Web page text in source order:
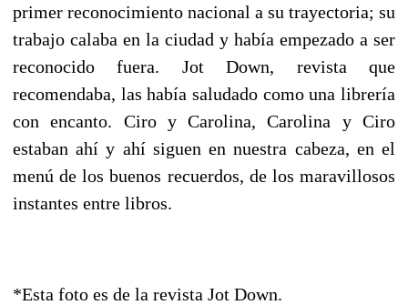
primer reconocimiento nacional a su trayectoria; su
trabajo calaba en la ciudad y había empezado a ser
reconocido fuera. Jot Down, revista que
recomendaba, las había saludado como una librería
con encanto. Ciro y Carolina, Carolina y Ciro
estaban ahí y ahí siguen en nuestra cabeza, en el
menú de los buenos recuerdos, de los maravillosos
instantes entre libros.
*Esta foto es de la revista Jot Down.